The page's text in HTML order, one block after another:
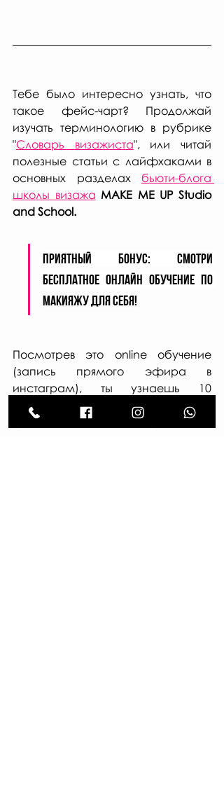
Тебе было интересно узнать, что
такое фейс-чарт? Продолжай
изучать терминологию в рубрике
"Словарь визажиста", или читай
полезные статьи с лайфхаками в
основных разделах бьюти-блога
школы визажа MAKE ME UP Studio
and School.
Приятный бонус: смотри
бесплатное онлайн обучение по
МАКИЯЖУ ДЛЯ СЕБЯ!
Посмотрев это online обучение
(запись прямого эфира в
инстаграм), ты узнаешь 10
лайфхаков и правил, которые
нужны каждой современной